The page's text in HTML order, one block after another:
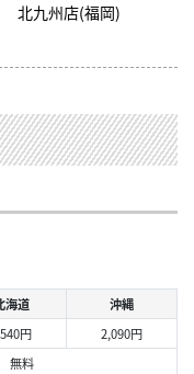
北九州店(福岡)
海道
沖縄
円
2,090円
無料